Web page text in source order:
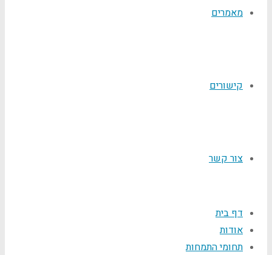
מאמרים
קישורים
צור קשר
דף בית
אודות
תחומי התמחות